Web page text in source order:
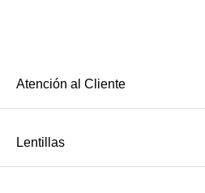
Atención al Cliente
Lentillas